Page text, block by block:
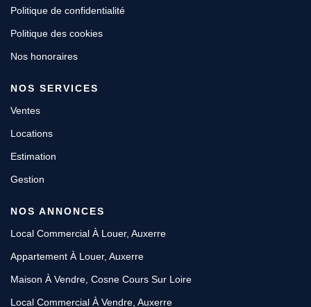
Politique de confidentialité
Politique des cookies
Nos honoraires
NOS SERVICES
Ventes
Locations
Estimation
Gestion
NOS ANNONCES
Local Commercial À Louer, Auxerre
Appartement À Louer, Auxerre
Maison À Vendre, Cosne Cours Sur Loire
Local Commercial À Vendre, Auxerre